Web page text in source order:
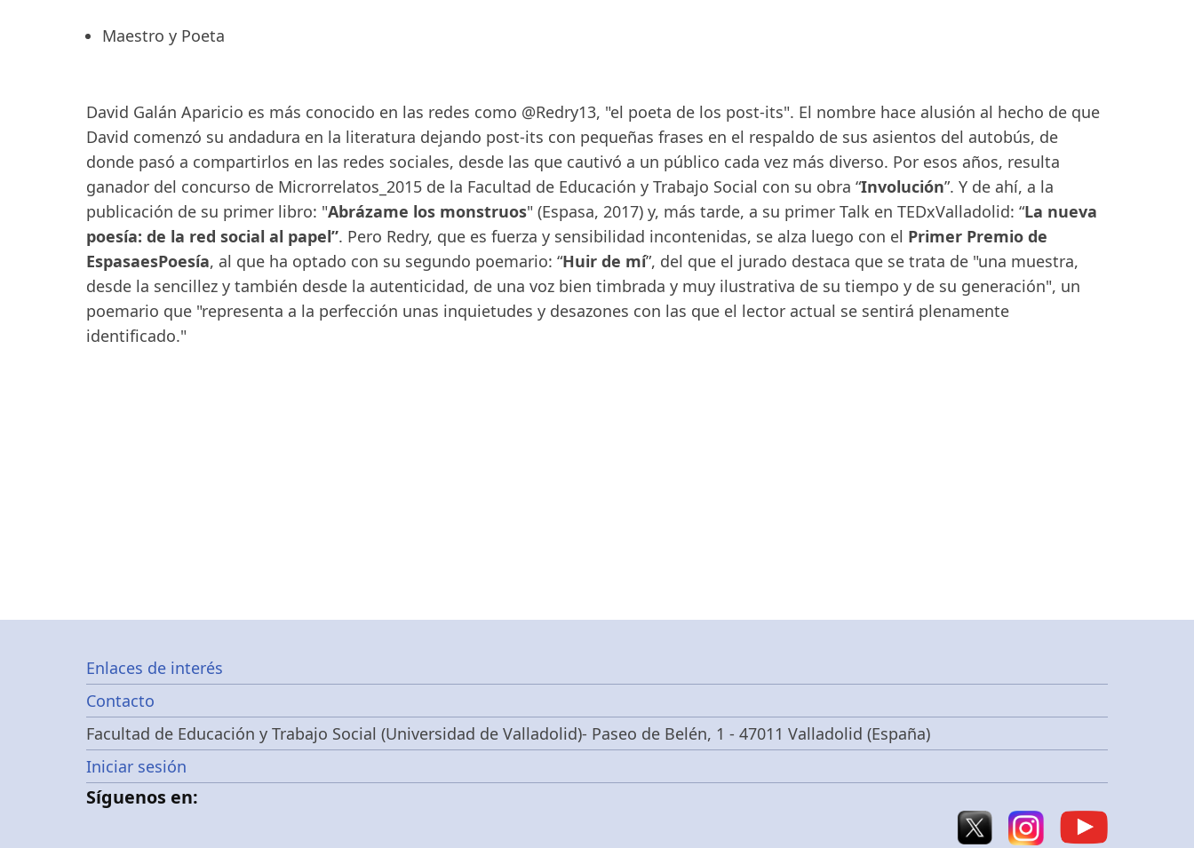
Maestro y Poeta
David Galán Aparicio es más conocido en las redes como @Redry13, "el poeta de los post-its". El nombre hace alusión al hecho de que
David comenzó su andadura en la literatura dejando post-its con pequeñas frases en el respaldo de sus asientos del autobús, de
donde pasó a compartirlos en las redes sociales, desde las que cautivó a un público cada vez más diverso. Por esos años, resulta
ganador del concurso de Microrrelatos_2015 de la Facultad de Educación y Trabajo Social con su obra “Involución”. Y de ahí, a la
publicación de su primer libro: "Abrázame los monstruos" (Espasa, 2017) y, más tarde, a su primer Talk en TEDxValladolid: “La nueva
poesía: de la red social al papel”. Pero Redry, que es fuerza y sensibilidad incontenidas, se alza luego con el Primer Premio de
EspasaesPoesía, al que ha optado con su segundo poemario: “Huir de mí”, del que el jurado destaca que se trata de "una muestra,
desde la sencillez y también desde la autenticidad, de una voz bien timbrada y muy ilustrativa de su tiempo y de su generación", un
poemario que "representa a la perfección unas inquietudes y desazones con las que el lector actual se sentirá plenamente
identificado."
Footer
menu
Enlaces de interés
Contacto
Facultad de Educación y Trabajo Social (Universidad de Valladolid)- Paseo de Belén, 1 - 47011 Valladolid (España)
Menú
de
Iniciar sesión
Síguenos en: